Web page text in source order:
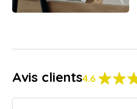
Avis clients4.6